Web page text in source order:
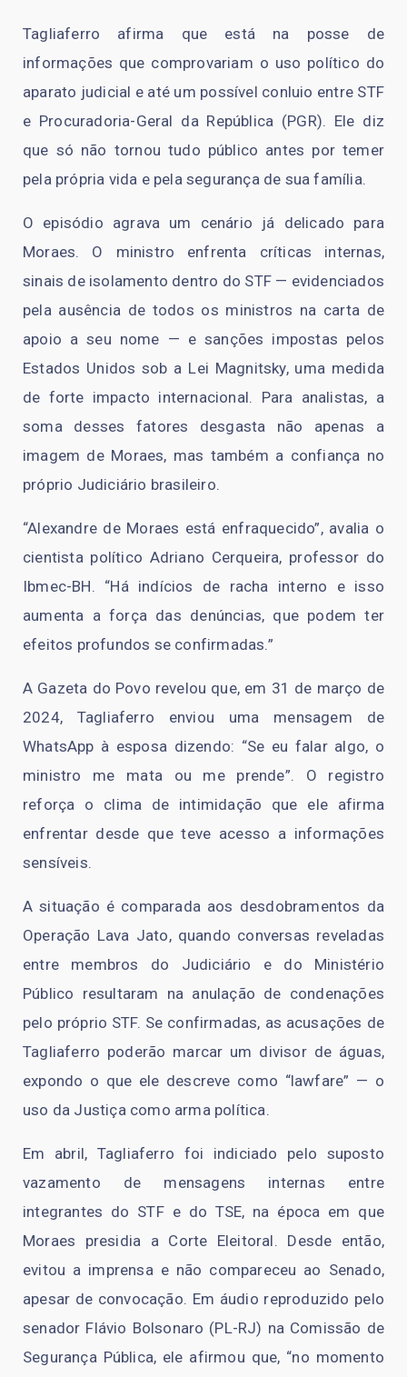
Tagliaferro afirma que está na posse de
informações que comprovariam o uso político do
aparato judicial e até um possível conluio entre STF
e Procuradoria-Geral da República (PGR). Ele diz
que só não tornou tudo público antes por temer
pela própria vida e pela segurança de sua família.
O episódio agrava um cenário já delicado para
Moraes. O ministro enfrenta críticas internas,
sinais de isolamento dentro do STF — evidenciados
pela ausência de todos os ministros na carta de
apoio a seu nome — e sanções impostas pelos
Estados Unidos sob a Lei Magnitsky, uma medida
de forte impacto internacional. Para analistas, a
soma desses fatores desgasta não apenas a
imagem de Moraes, mas também a confiança no
próprio Judiciário brasileiro.
“Alexandre de Moraes está enfraquecido”, avalia o
cientista político Adriano Cerqueira, professor do
Ibmec-BH. “Há indícios de racha interno e isso
aumenta a força das denúncias, que podem ter
efeitos profundos se confirmadas.”
A Gazeta do Povo revelou que, em 31 de março de
2024, Tagliaferro enviou uma mensagem de
WhatsApp à esposa dizendo: “Se eu falar algo, o
ministro me mata ou me prende”. O registro
reforça o clima de intimidação que ele afirma
enfrentar desde que teve acesso a informações
sensíveis.
A situação é comparada aos desdobramentos da
Operação Lava Jato, quando conversas reveladas
entre membros do Judiciário e do Ministério
Público resultaram na anulação de condenações
pelo próprio STF. Se confirmadas, as acusações de
Tagliaferro poderão marcar um divisor de águas,
expondo o que ele descreve como “lawfare” — o
uso da Justiça como arma política.
Em abril, Tagliaferro foi indiciado pelo suposto
vazamento de mensagens internas entre
integrantes do STF e do TSE, na época em que
Moraes presidia a Corte Eleitoral. Desde então,
evitou a imprensa e não compareceu ao Senado,
apesar de convocação. Em áudio reproduzido pelo
senador Flávio Bolsonaro (PL-RJ) na Comissão de
Segurança Pública, ele afirmou que, “no momento